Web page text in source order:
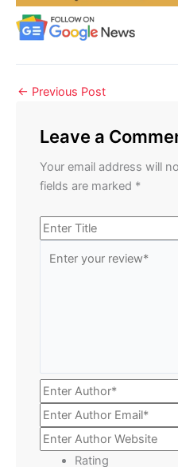
← Previous Post
Leave a
Your email address will
fields are marked *
Rating